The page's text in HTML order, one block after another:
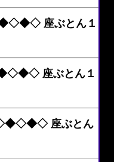
座ぶとん１
座ぶとん１
座ぶとん